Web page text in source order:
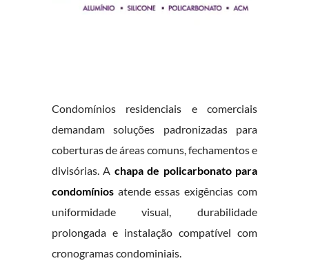
Condomínios residenciais e comerciais
demandam soluções padronizadas para
coberturas de áreas comuns, fechamentos e
divisórias. A chapa de policarbonato para
condomíniosatende essas exigências com
uniformidade visual, durabilidade
prolongada e instalação compatível com
cronogramas condominiais.